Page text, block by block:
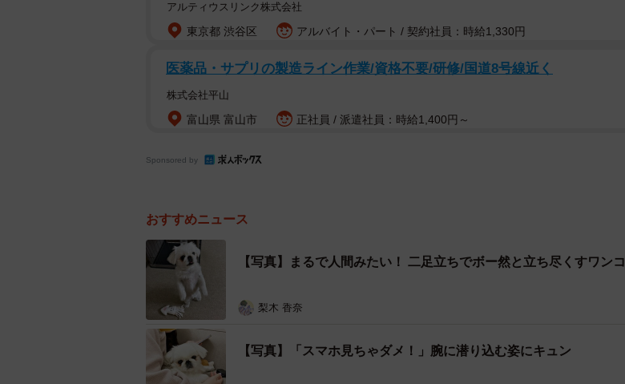
アルティウスリンク株式会社
東京都 渋谷区 アルバイト・パート / 契約社員：時給1,330円
医薬品・サプリの製造ライン作業/資格不要/研修/国道8号線近く
株式会社平山
富山県 富山市 正社員 / 派遣社員：時給1,400円～
Sponsored by
おすすめニュース
【写真】まるで人間みたい！ 二足立ちでボー然と立ち尽くすワンコ
梨木 香奈
【写真】「スマホ見ちゃダメ！」腕に潜り込む姿にキュン